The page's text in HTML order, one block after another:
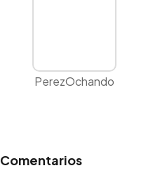
PerezOchando
Comentarios